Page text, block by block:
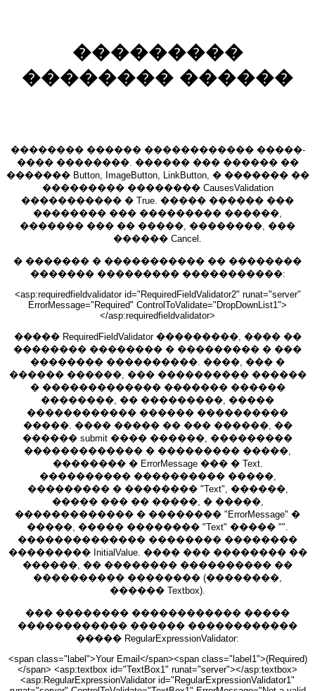
���������
�������� ������
�������� ������ ������������ �����-
���� ��������. ������ ��� ������ ��
������� Button, ImageButton, LinkButton, � ������� ��
��������� �������� CausesValidation
����������� � True. ����� ������ ���
�������� ��� ��������� ������,
������� ��� �� �����, ��������, ���
������ Cancel.
� ������� � ����������� �� ��������
������� ��������� �����������:
<asp:requiredfieldvalidator id="RequiredFieldValidator2" runat="server"
ErrorMessage="Required" ControlToValidate="DropDownList1">
</asp:requiredfieldvalidator>
����� RequiredFieldValidator ���������, ���� ��
�������� �������� � ��������� � ���
�������� ����������. ����, ��� �
������ ������, ��� ���������� ������
� ������������� ������� ������
��������, �� ���������, �����
������������ ������ ����������
�����. ���� ����� �� ��� ������, ��
������ submit ���� ������, ���������
������������� � ��������� �����,
�������� � ErrorMessage ��� � Text.
���������� ���������� �����,
��������� � �������� "Text", ������,
����� ��� �� �����, � �����,
������������� � �������� "ErrorMessage" �
�����, ����� �������� "Text" ����� "".
�������������� �������� ��������
��������� InitialValue. ���� ��� �������� ��
������, �� �������� ���������� ��
���������� �������� (��������,
������ Textbox).
��� �������� ������������ �����
������������ ������ ������������
����� RegularExpressionValidator:
<span class="label">Your Email</span><span class="label1">(Required)
</span> <asp:textbox id="TextBox1" runat="server"></asp:textbox>
<asp:RegularExpressionValidator id="RegularExpressionValidator1"